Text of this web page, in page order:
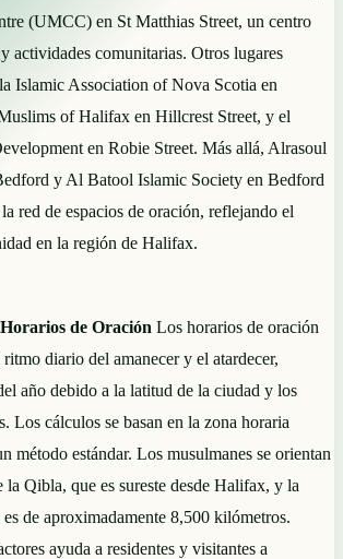
(UMCC) en St Matthias Street, un centro
actividades comunitarias. Otros lugares
Islamic Association of Nova Scotia en
of Halifax en Hillcrest Street, y el
en Robie Street. Más allá, Alrasoul
y Al Batool Islamic Society en Bedford
red de espacios de oración, reflejando el
en la región de Halifax.
de Oración Los horarios de oración
diario del amanecer y el atardecer,
año debido a la latitud de la ciudad y los
Los cálculos se basan en la zona horaria
método estándar. Los musulmanes se orientan
la Qibla, que es sureste desde Halifax, y la
de aproximadamente 8,500 kilómetros.
ayuda a residentes y visitantes a